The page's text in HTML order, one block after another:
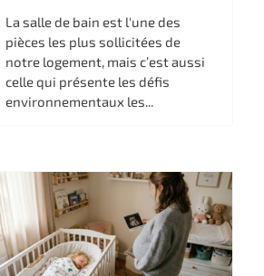
La salle de bain est l'une des
pièces les plus sollicitées de
notre logement, mais c’est aussi
celle qui présente les défis
environnementaux les...